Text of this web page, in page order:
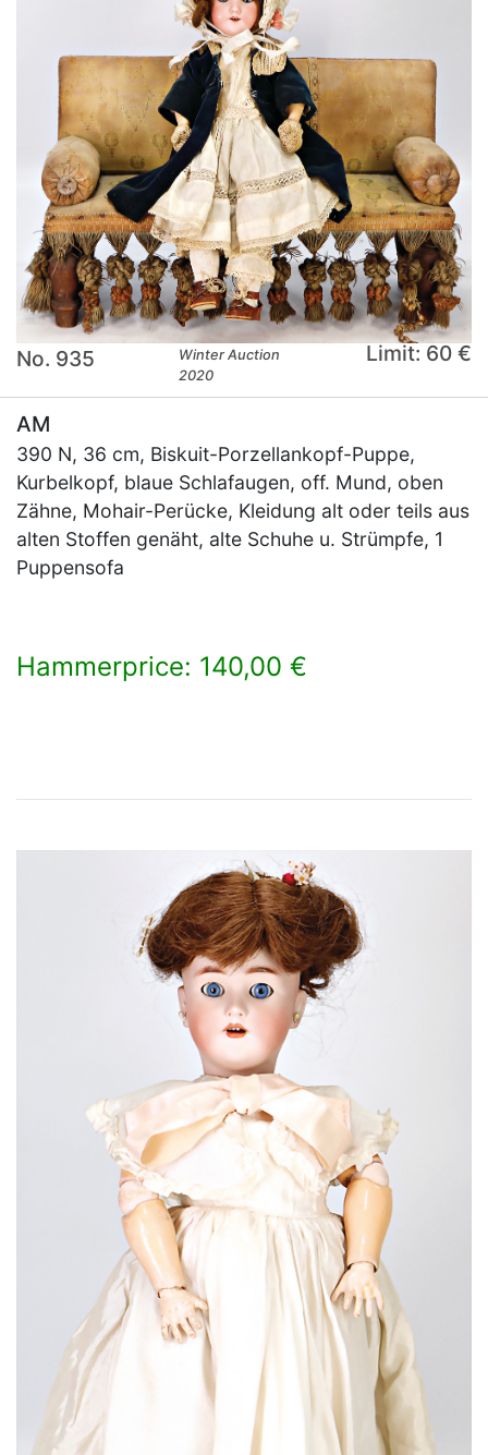
No. 935
Winter Auction
2020
Limit: 60 €
AM
390 N, 36 cm, Biskuit-Porzellankopf-Puppe,
Kurbelkopf, blaue Schlafaugen, off. Mund, oben
Zähne, Mohair-Perücke, Kleidung alt oder teils aus
alten Stoffen genäht, alte Schuhe u. Strümpfe, 1
Puppensofa
Hammerprice: 140,00 €